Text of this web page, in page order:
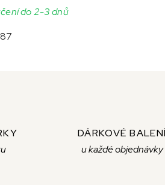
do 2-3 dnů
DÁRKOVÉ BALENÍ
u každé objednávky